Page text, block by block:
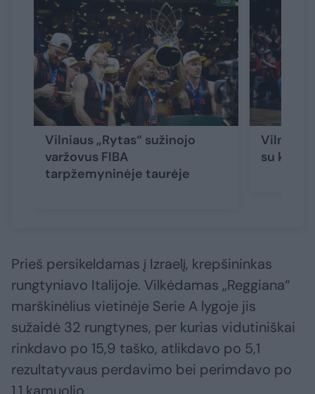
Vilniaus „Rytas“ sužinojo
varžovus FIBA
tarpžemyninėje taurėje
Vilniaus
su
Prieš persikeldamas į Izraelį, krepšininkas
rungtyniavo Italijoje. Vilkėdamas „Reggiana“
marškinėlius vietinėje Serie A lygoje jis
sužaidė 32 rungtynes, per kurias vidutiniškai
rinkdavo po 15,9 taško, atlikdavo po 5,1
rezultatyvaus perdavimo bei perimdavo po